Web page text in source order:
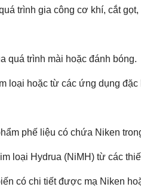
trình gia công cơ khí, cắt
quá trình mài hoặc đánh bóng.
loại hoặc từ các ứng dụng đặc
phế liệu có chứa Niken
loại Hydrua (NiMH) từ các
có chi tiết được mạ Niken